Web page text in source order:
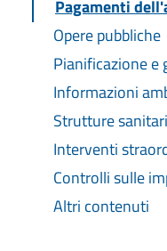
Pagamenti
Opere pubbliche
Pianificazione
Informazioni
Strutture
Interventi
Controlli sulle
Altri contenuti